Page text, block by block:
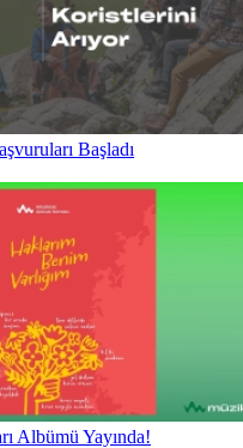
Başladı
Albümü Yayında!